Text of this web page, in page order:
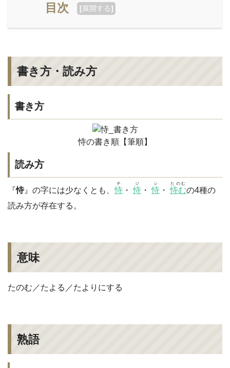
目次 [展開する]
書き方・読み方
書き方
恃の書き順【筆順】
読み方
『恃』の字には少なくとも、恃
チ
・恃
ジ
・恃
シ
・恃む
たのむ
の4種の
読み方が存在する。
意味
たのむ／たよる／たよりにする
熟語